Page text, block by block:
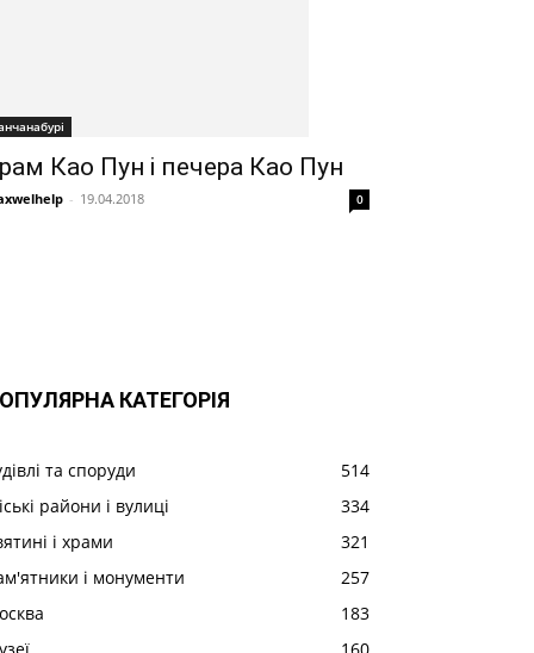
Као Пун і печера Као Пун
- 19.04.2018 0
КАТЕГОРІЯ
та споруди
514
райони і вулиці
334
і храми
321
і монументи
257
183